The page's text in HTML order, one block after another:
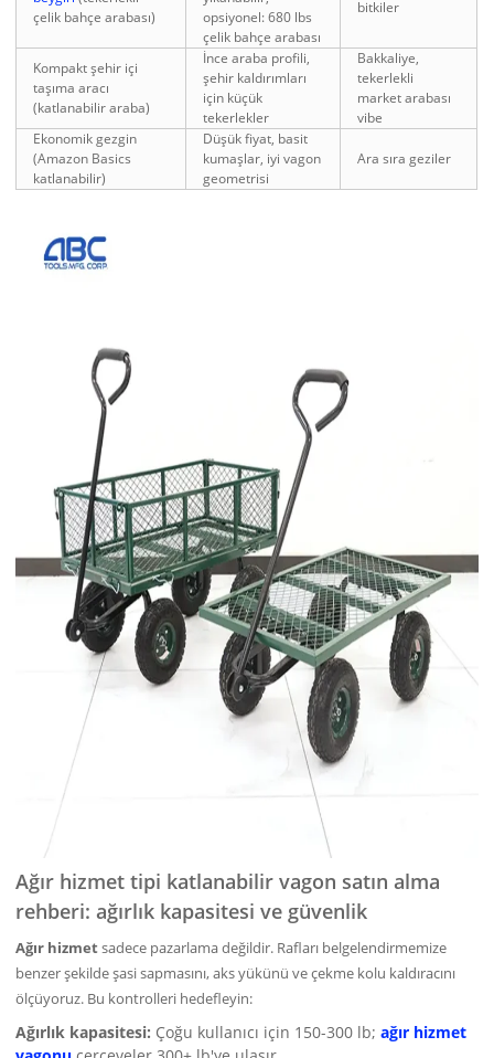
çelik bahçe arabası)
opsiyonel: 680 lbs
çelik bahçe arabası
bitkiler
Kompakt şehir içi
taşıma aracı
(katlanabilir araba)
İnce araba profili,
şehir kaldırımları
için küçük
tekerlekler
Bakkaliye,
tekerlekli
market arabası
vibe
Ekonomik gezgin
(Amazon Basics
katlanabilir)
Düşük fiyat, basit
kumaşlar, iyi vagon
geometrisi
Ara sıra geziler
Ağır hizmet tipi katlanabilir vagon satın alma
rehberi: ağırlık kapasitesi ve güvenlik
Ağır hizmetsadece pazarlama değildir. Rafları belgelendirmemize
benzer şekilde şasi sapmasını, aks yükünü ve çekme kolu kaldıracını
ölçüyoruz. Bu kontrolleri hedefleyin:
Ağırlık kapasitesi: Çoğu kullanıcı için 150-300 lb;ağır hizmet